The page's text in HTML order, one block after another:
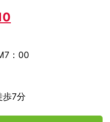
：00
歩7分